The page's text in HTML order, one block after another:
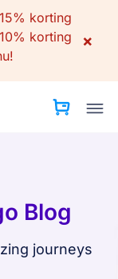
korting
korting
×
Blog
journeys